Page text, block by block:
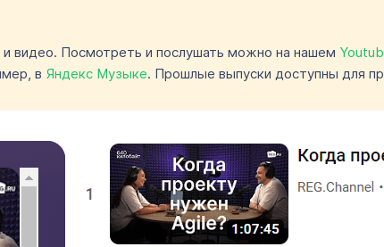
видео. Посмотреть и послушать можно на нашем
в Яндекс Музыке. Прошлые выпуски доступны для